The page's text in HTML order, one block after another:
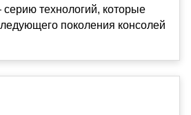
технологий, которые
поколения консолей